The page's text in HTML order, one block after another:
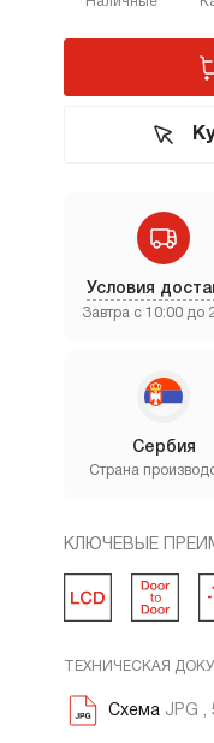
Условия
Завтра с 10:00 до
Сербия
Страна
КЛЮЧЕВЫЕ
ТЕХНИЧЕСКАЯ
Схема JPG ,